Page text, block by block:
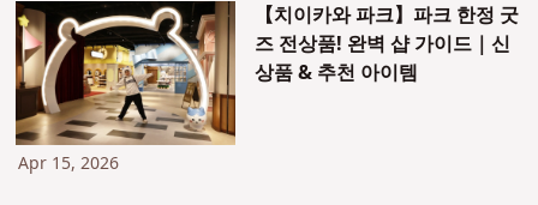
【치이카와 파크】파크 한정 굿
즈 전상품! 완벽 샵 가이드｜신
상품 & 추천 아이템
Apr 15, 2026